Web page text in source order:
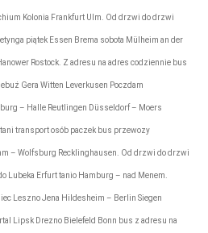
Kolonia Frankfurt Ulm. Od drzwi do drzwi
piątek Essen Brema sobota Mülheim an der
Rostock. Z adresu na adres codziennie bus
Gera Witten Leverkusen Poczdam
– Halle Reutlingen Düsseldorf – Moers
transport osób paczek bus przewozy
– Wolfsburg Recklinghausen. Od drzwi do drzwi
Lubeka Erfurt tanio Hamburg – nad Menem.
Leszno Jena Hildesheim – Berlin Siegen
Lipsk Drezno Bielefeld Bonn bus z adresu na